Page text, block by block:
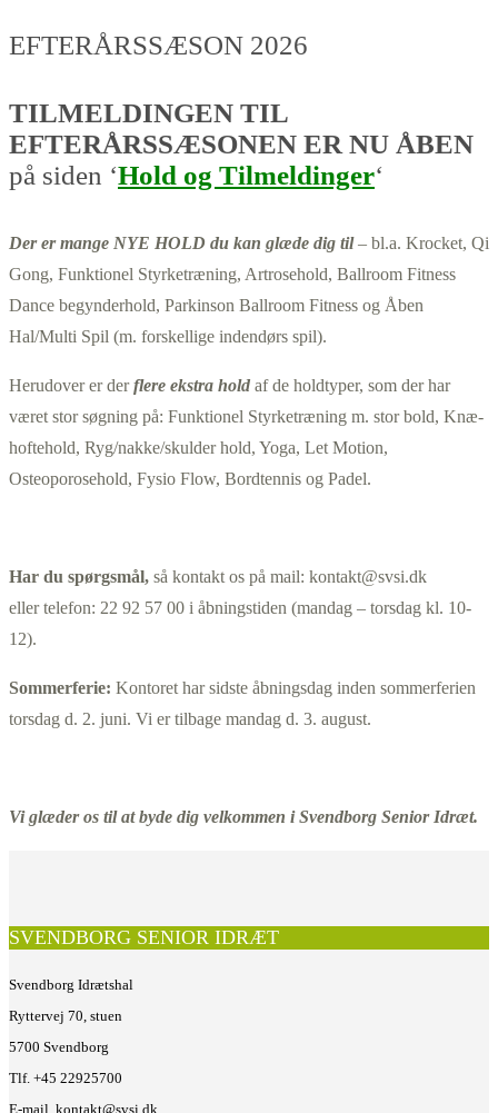
EFTERÅRSSÆSON 2026
TILMELDINGEN TIL
EFTERÅRSSÆSONEN ER NU ÅBEN
på siden ‘Hold og Tilmeldinger‘
Der er mange NYE HOLD du kan glæde dig til– bl.a. Krocket, Qi
Gong, Funktionel Styrketræning, Artrosehold, Ballroom Fitness
Dance begynderhold, Parkinson Ballroom Fitness og Åben
Hal/Multi Spil (m. forskellige indendørs spil).
Herudover er derflere ekstra hold af de holdtyper, som der har
været stor søgning på: Funktionel Styrketræning m. stor bold, Knæ-
hoftehold, Ryg/nakke/skulder hold, Yoga, Let Motion,
Osteoporosehold, Fysio Flow, Bordtennis og Padel.
Har du spørgsmål, så kontakt os på mail: kontakt@svsi.dk
eller telefon: 22 92 57 00 i åbningstiden (mandag – torsdag kl. 10-
12).
Sommerferie: Kontoret har sidste åbningsdag inden sommerferien
torsdag d. 2. juni. Vi er tilbage mandag d. 3. august.
Vi glæder os til at byde dig velkommen i Svendborg Senior Idræt.
SVENDBORG SENIOR IDRÆT
Svendborg Idrætshal
Ryttervej 70, stuen
5700 Svendborg
Tlf. +45 22925700
E-mail. kontakt@svsi.dk